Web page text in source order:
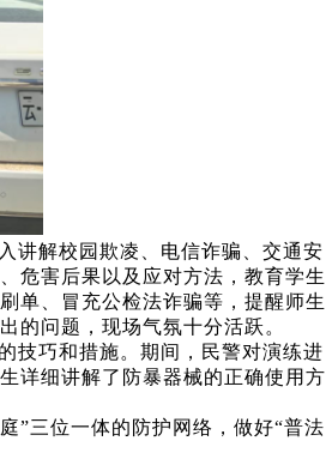
讲解校园欺凌、电信诈骗、交通安
危害后果以及应对方法，教育学生
单、冒充公检法诈骗等，提醒师生
的问题，现场气氛十分活跃。
技巧和措施。期间，民警对演练进
详细讲解了防暴器械的正确使用方
”三位一体的防护网络，做好“普法